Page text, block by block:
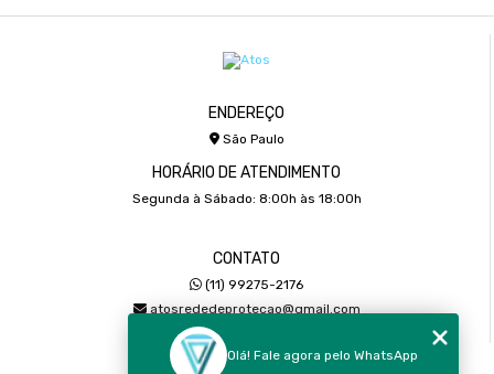
ENDEREÇO
São Paulo
HORÁRIO DE ATENDIMENTO
Segunda à Sábado: 8:00h às 18:00h
CONTATO
(11) 99275-2176
atosrededeprotecao@gmail.com
Olá! Fale agora pelo WhatsApp